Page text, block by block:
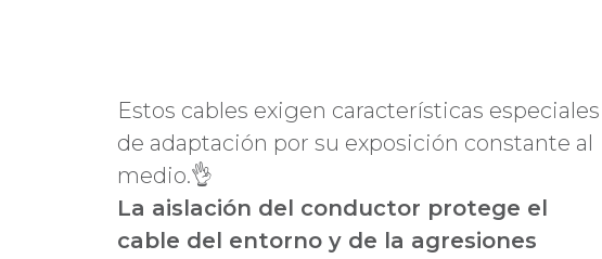
Estos cables exigen características especiales
de adaptación por su exposición constante al
medio.👌
La aislación del conductor protege el
cable del entorno y de la agresiones